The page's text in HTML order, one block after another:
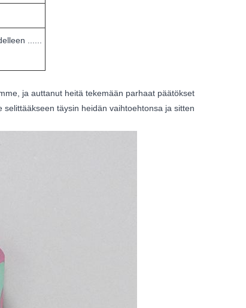
......
ja auttanut heitä tekemään parhaat päätökset
täysin heidän vaihtoehtonsa ja sitten